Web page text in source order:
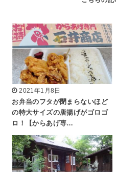
2021年1月8日
お弁当のフタが閉まらないほど
の特大サイズの唐揚げがゴロゴ
ロ！【からあげ専…